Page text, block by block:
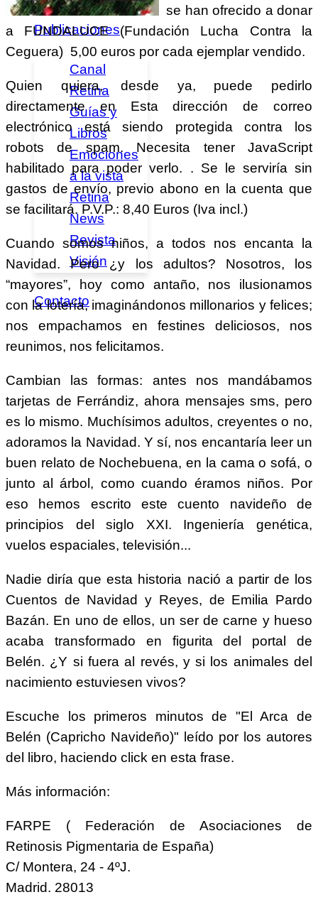
Publicaciones
Canal
Retina
Guías y
Libros
Emociones
a la vista
Retina
News
Revista
Visión
Contacto
se han ofrecido a donar
a FUNDALUCE (Fundación Lucha Contra la
Ceguera) 5,00 euros por cada ejemplar vendido.
Quien quiera, desde ya, puede pedirlo
directamente en Esta dirección de correo
electrónico está siendo protegida contra los
robots de spam. Necesita tener JavaScript
habilitado para poder verlo. . Se le serviría sin
gastos de envío, previo abono en la cuenta que
se facilitará. P.V.P.: 8,40 Euros (Iva incl.)
Cuando somos niños, a todos nos encanta la
Navidad. Pero ¿y los adultos? Nosotros, los
“mayores”, hoy como antaño, nos ilusionamos
con la lotería, imaginándonos millonarios y felices;
nos empachamos en festines deliciosos, nos
reunimos, nos felicitamos.
Cambian las formas: antes nos mandábamos
tarjetas de Ferrándiz, ahora mensajes sms, pero
es lo mismo. Muchísimos adultos, creyentes o no,
adoramos la Navidad. Y sí, nos encantaría leer un
buen relato de Nochebuena, en la cama o sofá, o
junto al árbol, como cuando éramos niños. Por
eso hemos escrito este cuento navideño de
principios del siglo XXI. Ingeniería genética,
vuelos espaciales, televisión...
Nadie diría que esta historia nació a partir de los
Cuentos de Navidad y Reyes, de Emilia Pardo
Bazán. En uno de ellos, un ser de carne y hueso
acaba transformado en figurita del portal de
Belén. ¿Y si fuera al revés, y si los animales del
nacimiento estuviesen vivos?
Escuche los primeros minutos de "El Arca de
Belén (Capricho Navideño)" leído por los autores
del libro, haciendo click en esta frase.
Más información:
FARPE ( Federación de Asociaciones de
Retinosis Pigmentaria de España)
C/ Montera, 24 - 4ºJ.
Madrid. 28013